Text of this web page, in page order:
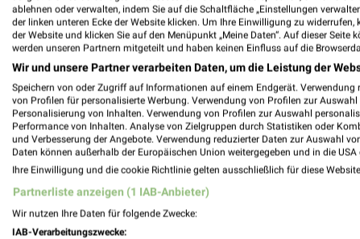
Rofu Kinderland Tuttlingen
78532 Tuttlingen
ablehnen oder verwalten, indem Sie auf die Schaltfläche „Einstellungen
der linken unteren Ecke der Website klicken. Um Ihre Einwilligung zu
der Website und klicken Sie auf den Menüpunkt „Meine Daten“. Auf dieser
werden unseren Partnern mitgeteilt und haben keinen Einfluss auf die
Wir und unsere Partner verarbeiten Daten, um die Leistung der
Speichern von oder Zugriff auf Informationen auf einem Endgerät.
von Profilen für personalisierte Werbung. Verwendung von Profilen zur
Personalisierung von Inhalten. Verwendung von Profilen zur Auswahl
Performance von Inhalten. Analyse von Zielgruppen durch Statistiken oder
und Verbesserung der Angebote. Verwendung reduzierter Daten zur Auswahl
Daten können außerhalb der Europäischen Union weitergegeben und in die USA
Ihre Einwilligung und die cookie Richtlinie gelten ausschließlich für diese
Partnerliste anzeigen (1 IAB-Anbieter)
Wir nutzen Ihre Daten für folgende Zwecke:
IAB-Verarbeitungszwecke: